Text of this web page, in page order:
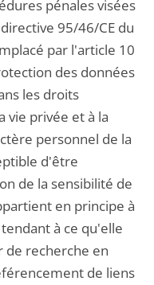
pénales visées
95/46/CE du
par l'article 10
des données
les droits
vie privée et à la
personnel de la
d'être
de la sensibilité de
en principe à
à ce qu'elle
recherche en
de liens